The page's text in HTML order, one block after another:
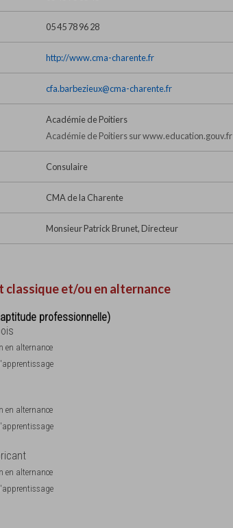
05 45 78 96 28
http://www.cma-charente.fr
cfa.barbezieux@cma-charente.fr
Académie de Poitiers
Académie de Poitiers sur www.education.gouv.fr
Consulaire
CMA de la Charente
Monsieur Patrick Brunet, Directeur
classique et/ou en alternance
professionnelle)
en alternance
en alternance
en alternance